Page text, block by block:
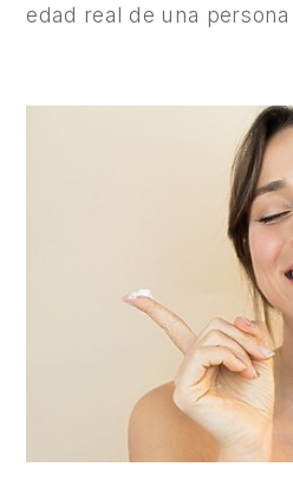
edad real de una